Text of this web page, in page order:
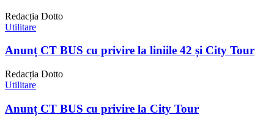
Redacția Dotto
Utilitare
Anunț CT BUS cu privire la liniile 42 și City Tour
Redacția Dotto
Utilitare
Anunț CT BUS cu privire la City Tour